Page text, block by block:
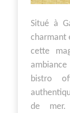
Situé à
charmant
cette
bistro
de mer.